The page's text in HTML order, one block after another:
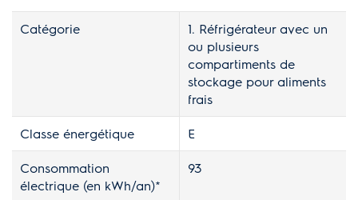
Catégorie
1. Réfrigérateur avec un
ou plusieurs
compartiments de
stockage pour aliments
frais
Classe énergétique E
Consommation
électrique (en kWh/an)*
93